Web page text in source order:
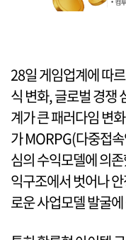
28일 게임업계에 따
식 변화, 글로벌 경쟁
계가 큰 패러다임 변
가 MORPG(다중접
심의 수익모델에 의
익구조에서 벗어나
로운 사업모델 발굴